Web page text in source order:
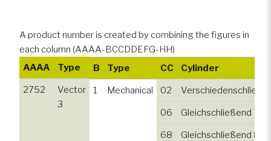
A product number is created by combining the figures in
each column (AAAA-BCCDDEFG-HH)
AAAA
Type
2752
Vector
3
B Type
1 Mechanical
CC Cylinder
02
06 Gleichschließend 751
68 Gleichschließend 805